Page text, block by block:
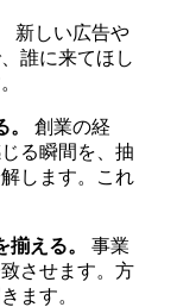
新しい広告や
誰に来てほし
創業の経
る瞬間を、抽
します。これ
える。
事業
させます。方
ます。